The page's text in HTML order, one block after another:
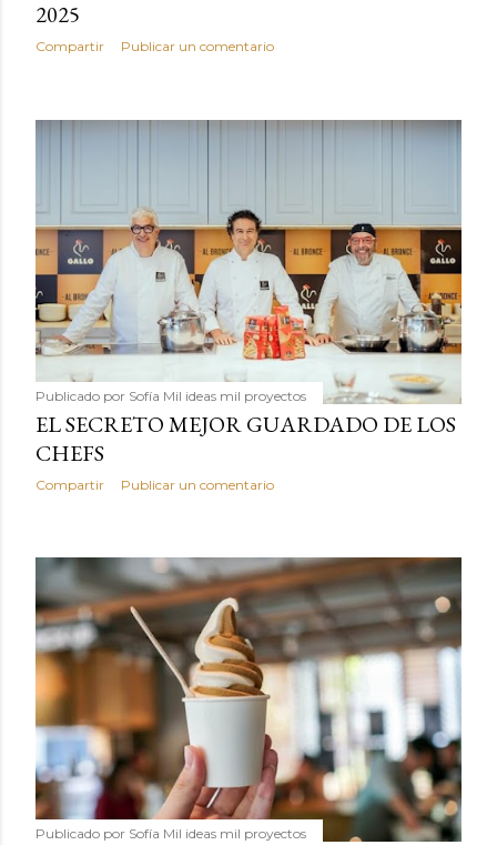
2025
Compartir Publicar un comentario
Publicado por Sofía Mil ideas mil proyectos
EL SECRETO MEJOR GUARDADO DE LOS
CHEFS
Compartir Publicar un comentario
Publicado por Sofía Mil ideas mil proyectos